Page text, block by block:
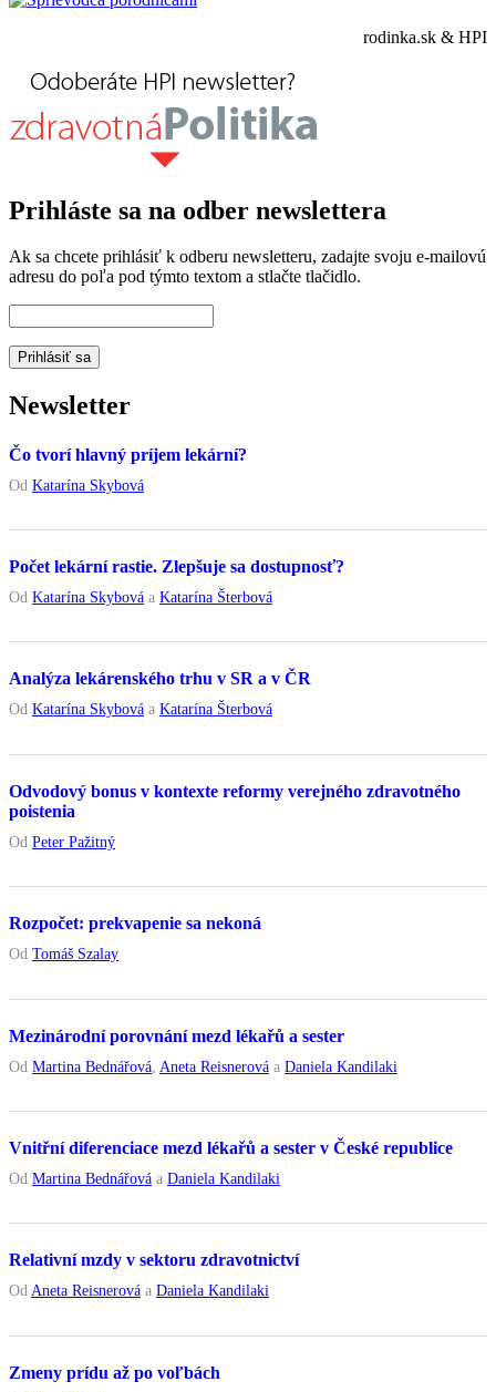
rodinka.sk & HPI
Prihláste sa na odber newslettera
Ak sa chcete prihlásiť k odberu newsletteru, zadajte svoju e-mailovú
adresu do poľa pod týmto textom a stlačte tlačidlo.
Newsletter
Čo tvorí hlavný príjem lekární?
Od Katarína Skybová
Počet lekární rastie. Zlepšuje sa dostupnosť?
Od Katarína Skybová a Katarína Šterbová
Analýza lekárenského trhu v SR a v ČR
Od Katarína Skybová a Katarína Šterbová
Odvodový bonus v kontexte reformy verejného zdravotného
poistenia
Od Peter Pažitný
Rozpočet: prekvapenie sa nekoná
Od Tomáš Szalay
Mezinárodní porovnání mezd lékařů a sester
Od Martina Bednářová Aneta Reisnerová a Daniela Kandilaki
Vnitřní diferenciace mezd lékařů a sester v České republice
Od Martina Bednářová a Daniela Kandilaki
Relativní mzdy v sektoru zdravotnictví
OdAneta Reisnerová a Daniela Kandilaki
Zmeny prídu až po voľbách